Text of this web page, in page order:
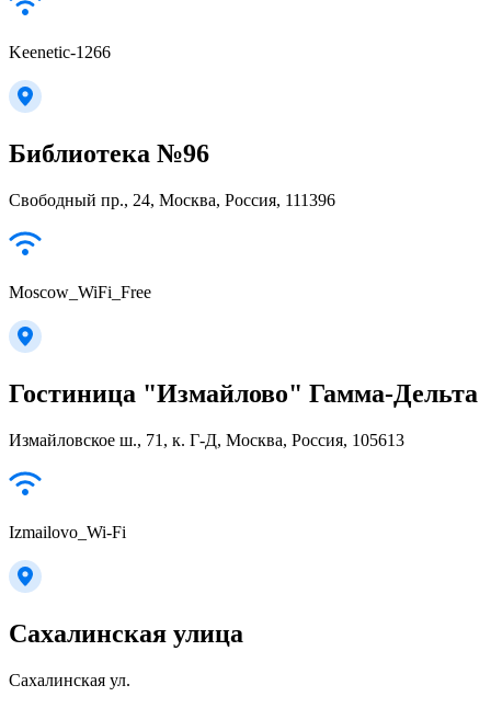
Keenetic-1266
Библиотека №96
Свободный пр., 24, Москва, Россия, 111396
Moscow_WiFi_Free
Гостиница "Измайлово" Гамма-Дельта
Измайловское ш., 71, к. Г-Д, Москва, Россия, 105613
Izmailovo_Wi-Fi
Сахалинская улица
Сахалинская ул.